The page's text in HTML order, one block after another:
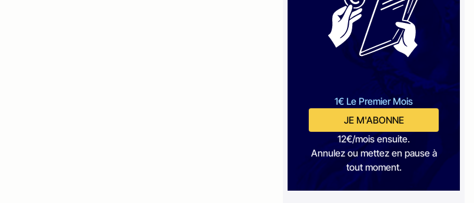
1€ Le Premier Mois
JE M'ABONNE
12€/mois ensuite.
Annulez ou mettez en pause à
tout moment.